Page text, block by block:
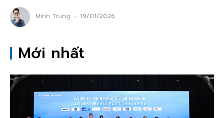
Minh Trung - 19/01/2026
Mới nhất